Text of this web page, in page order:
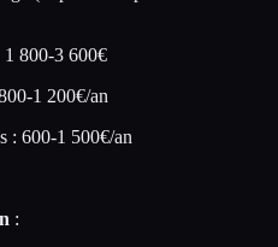
1 800-3 600€
1 200€/an
: 600-1 500€/an
: